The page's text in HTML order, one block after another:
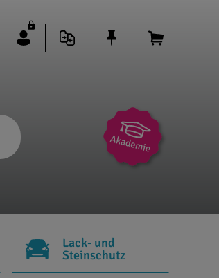
Lack- und
Steinschutz